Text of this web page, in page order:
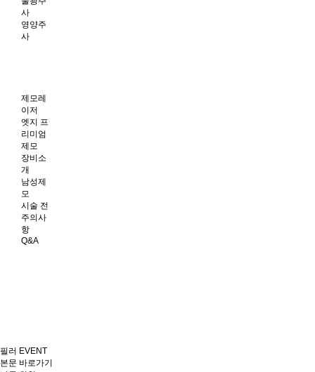
사
영양주
사
제모레
이저
엣지 프
리미엄
제모
장비소
개
남성제
모
시술 전
주의사
항
Q&A
필러 EVENT
본문 바로가기